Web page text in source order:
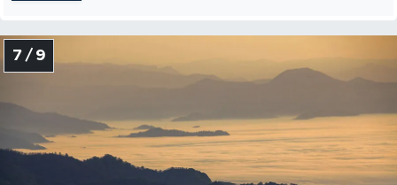
7 / 9
Uşak Müftülüğü
Van Müftülüğü
Yalova Müftülüğü